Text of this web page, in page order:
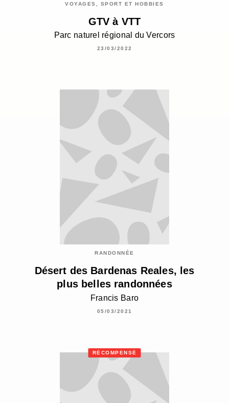
VOYAGES, SPORT ET HOBBIES
GTV à VTT
Parc naturel régional du Vercors
23/03/2022
RANDONNÉE
Désert des Bardenas Reales, les
plus belles randonnées
Francis Baro
05/03/2021
RÉCOMPENSÉ